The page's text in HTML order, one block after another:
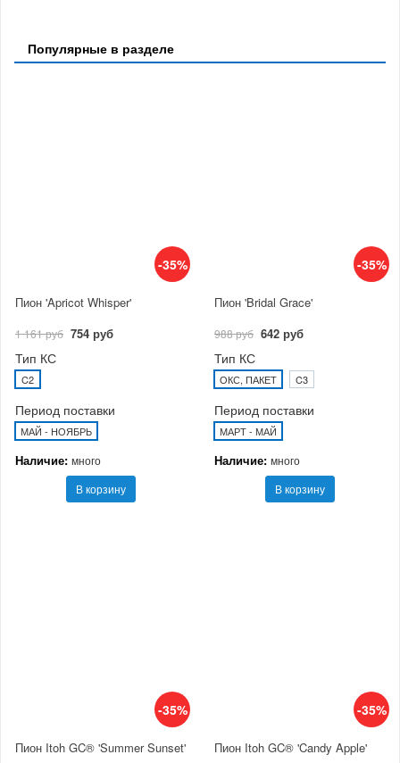
Популярные в разделе
-35%
Пион 'Apricot Whisper'
1 161 руб 754 руб
Тип КС
C2
Период поставки
МАЙ - НОЯБРЬ
Наличие: много
В корзину
-35%
Пион 'Bridal Grace'
988 руб 642 руб
Тип КС
ОКС, ПАКЕТ C3
Период поставки
МАРТ - МАЙ
Наличие: много
В корзину
-35%
Пион Itoh GC® 'Summer Sunset'
-35%
Пион Itoh GC® 'Candy Apple'